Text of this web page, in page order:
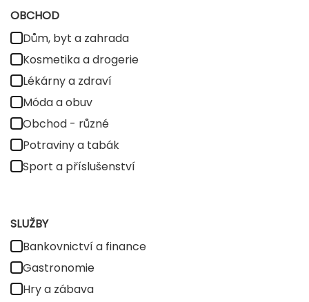
OBCHOD
Dům, byt a zahrada
Kosmetika a drogerie
Lékárny a zdraví
Móda a obuv
Obchod - různé
Potraviny a tabák
Sport a příslušenství
SLUŽBY
Bankovnictví a finance
Gastronomie
Hry a zábava